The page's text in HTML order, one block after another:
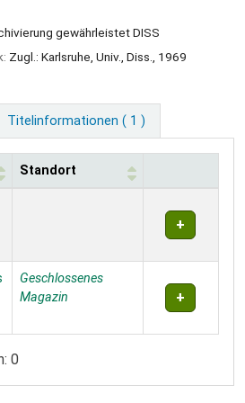
gewährleistet DISS
Zugl.: Karlsruhe, Univ., Diss., 1969
Titelinformationen ( 1 )
Standort
Geschlossenes
Magazin
0